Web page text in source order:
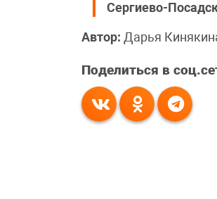
Сергиево-
Автор:Дарья
Поделиться в